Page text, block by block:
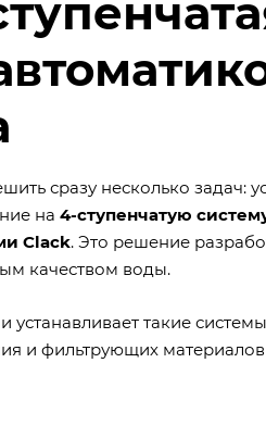
сразу несколько задач:
на 4-ступенчатую
Clack. Это решение
качеством воды.
устанавливает такие системы
и фильтрующих